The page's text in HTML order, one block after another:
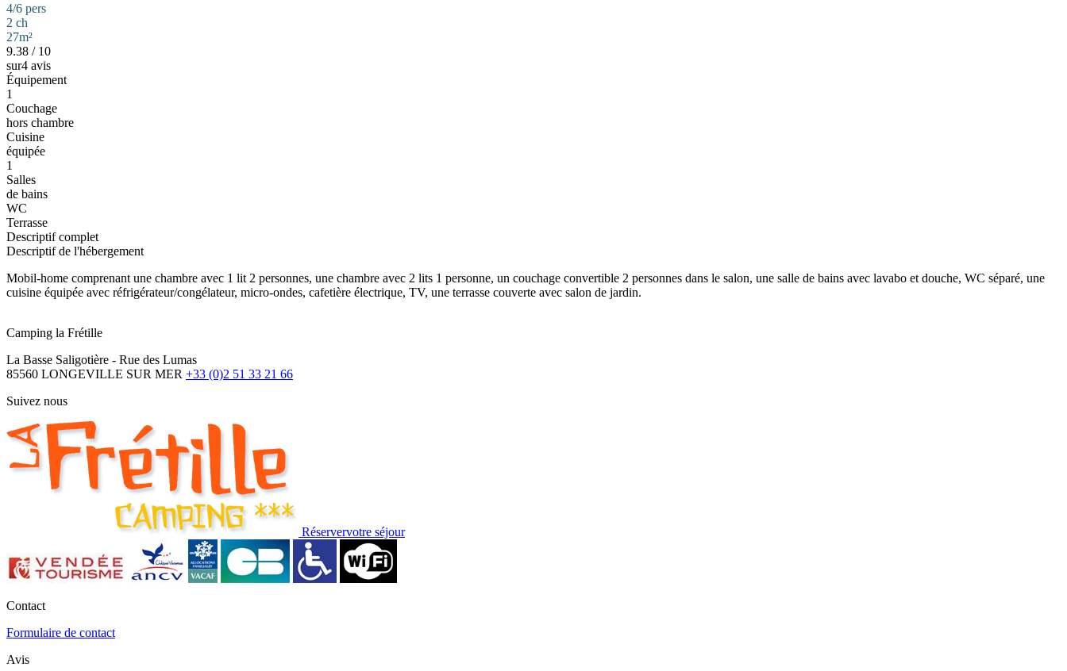
4/6 pers
2 ch
27m²
9.38 / 10
sur4 avis
Équipement
1
Couchage
hors chambre
Cuisine
équipée
1
Salles
de bains
WC
Terrasse
Descriptif complet
Descriptif de l'hébergement
Mobil-home comprenant une chambre avec 1 lit 2 personnes, une chambre avec 2 lits 1 personne, un couchage convertible 2 personnes dans le salon, une salle de bains avec lavabo et douche, WC séparé, une
cuisine équipée avec réfrigérateur/congélateur, micro-ondes, cafetière électrique, TV, une terrasse couverte avec salon de jardin.
Camping la Frétille
La Basse Saligotière - Rue des Lumas
85560 LONGEVILLE SUR MER +33 (0)2 51 33 21 66
Suivez nous
Réservervotre séjour
Contact
Formulaire de contact
Avis